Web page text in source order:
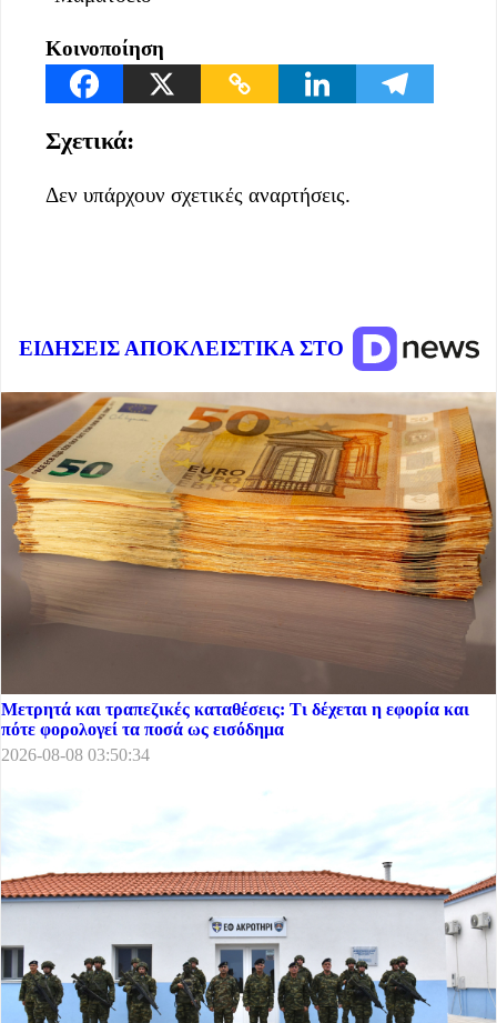
Κοινοποίηση
Σχετικά:
Δεν υπάρχουν σχετικές αναρτήσεις.
ΕΙΔΗΣΕΙΣ ΑΠΟΚΛΕΙΣΤΙΚΑ ΣΤΟ
Μετρητά και τραπεζικές καταθέσεις: Τι δέχεται η εφορία και
πότε φορολογεί τα ποσά ως εισόδημα
2026-08-08 03:50:34